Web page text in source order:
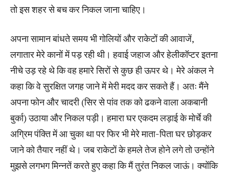
तो इस शहर से बच कर निकल जाना चाहिए।
अपना सामान बांधते समय भी गोलियों और राकेटों की आवाजें,
लगातार मेरे कानों में पड़ रही थी। हवाई जहाज और हेलीकॉप्टर इतना
नीचे उड़ रहे थे कि वह हमारे सिरों से कुछ ही ऊपर थे। मेरे अंकल ने
कहा कि वे सुरक्षित जगह जाने में मेरी मदद कर सकते हैं। अतः मैंने
अपना फोन और चादरी (सिर से पांव तक को ढकने वाला अकबानी
बुर्का) उठाया और निकल पड़ी। हमारा घर एकदम लड़ाई के मोर्चे की
अग्रिम पंक्ति में आ चुका था पर फिर भी मेरे माता-पिता घर छोड़कर
जाने को तैयार नहीं थे। जब राकेटों के हमले तेज होने लगे तो उन्होंने
मुझसे लगभग मिन्नतें करते हुए कहा कि मैं तुरंत निकल जाऊं। क्योंकि